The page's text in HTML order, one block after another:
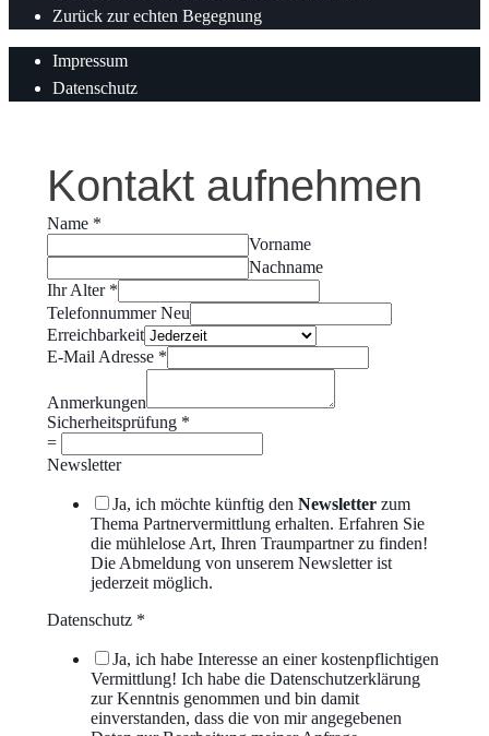
Zurück zur echten Begegnung
Impressum
Datenschutz
Kontakt aufnehmen
Name *
Vorname
Nachname
Ihr Alter *
Telefonnummer Neu
Erreichbarkeit
E-Mail Adresse *
Anmerkungen
Sicherheitsprüfung *
=
Newsletter
Ja, ich möchte künftig den Newsletter zum
Thema Partnervermittlung erhalten. Erfahren Sie
die mühlelose Art, Ihren Traumpartner zu finden!
Die Abmeldung von unserem Newsletter ist
jederzeit möglich.
Datenschutz *
Ja, ich habe Interesse an einer kostenpflichtigen
Vermittlung! Ich habe die Datenschutzerklärung
zur Kenntnis genommen und bin damit
einverstanden, dass die von mir angegebenen